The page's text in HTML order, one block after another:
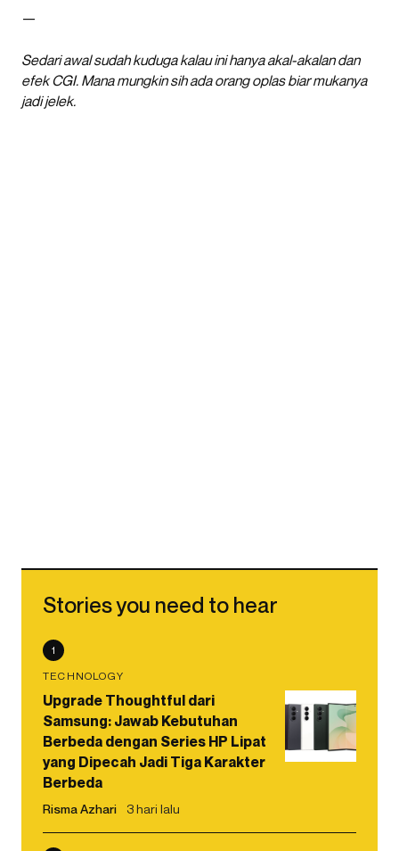
—
Sedari awal sudah kuduga kalau ini hanya akal-akalan dan
efek CGI. Mana mungkin sih ada orang oplas biar mukanya
jadi jelek.
Stories you need to hear
1
TECHNOLOGY
Upgrade Thoughtful dari
Samsung: Jawab Kebutuhan
Berbeda dengan Series HP Lipat
yang Dipecah Jadi Tiga Karakter
Berbeda
Risma Azhari 3 hari lalu